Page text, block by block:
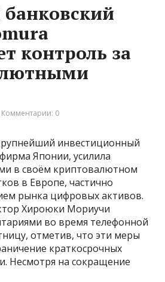
контроль за
Комментарии: 0
инвестиционный
Японии, усилила
в своём криптовалютном
в Европе, частично
рынка цифровых активов.
Хироюки Мориучи
во время телефонной
отметив, что эти меры
краткосрочных
Несмотря на сокращение